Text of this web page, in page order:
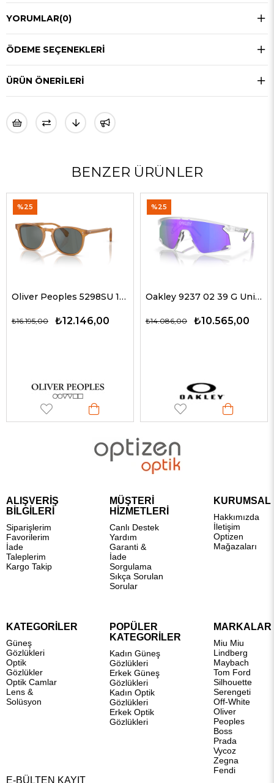
YORUMLAR(0)
ÖDEME SEÇENEKLERI
ÜRÜN ÖNERILERI
BENZER ÜRÜNLER
Oliver Peoples 5298SU 1578W5 51 G Unisex Güneş Gözlükleri
₺12.146,00
₺16.195,00
%25
Oakley 9237 02 39 G Unisex Güneş Gözlükleri
₺10.565,00
₺14.086,00
%25
ALIŞVERİŞ
BİLGİLERİ
Siparişlerim
Favorilerim
İade
Taleplerim
Kargo Takip
MÜŞTERİ
HİZMETLERİ
Canlı Destek
Yardım
Garanti &
İade
Sorgulama
Sıkça Sorulan
Sorular
KURUMSAL
Hakkımızda
İletişim
Optizen
Mağazaları
KATEGORİLER
Güneş
Gözlükleri
Optik
Gözlükler
Optik Camlar
Lens &
Solüsyon
POPÜLER
KATEGORİLER
Kadın Güneş
Gözlükleri
Erkek Güneş
Gözlükleri
Kadın Optik
Gözlükleri
Erkek Optik
Gözlükleri
MARKALAR
Miu Miu
Lindberg
Maybach
Tom Ford
Silhouette
Serengeti
Off-White
Oliver
Peoples
Boss
Prada
Vycoz
Zegna
Fendi
E-BÜLTEN KAYIT